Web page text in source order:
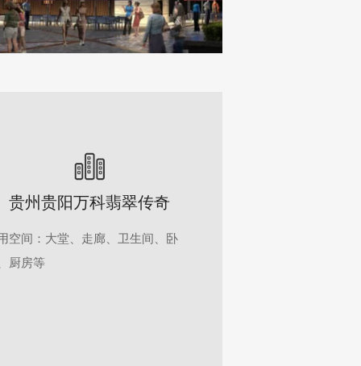
贵州贵阳万科翡翠传奇
空间：大堂、走廊、卫生间、卧
厨房等